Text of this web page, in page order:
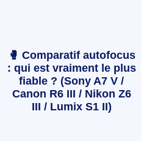
🥊 Comparatif autofocus
: qui est vraiment le plus
fiable ? (Sony A7 V /
Canon R6 III / Nikon Z6
III / Lumix S1 II)